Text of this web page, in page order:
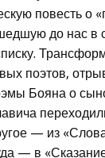
повесть о
до нас в
поэтов,
Бояна о
— из
— в